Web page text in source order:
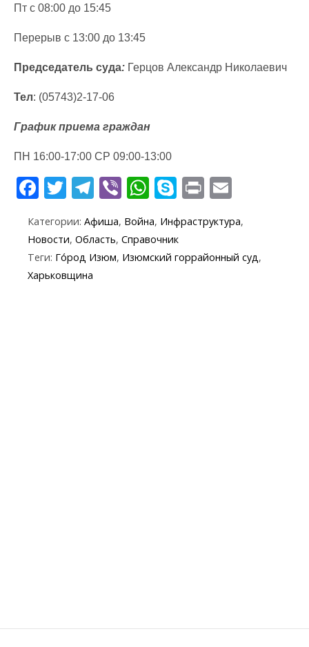
Пт с 08:00 до 15:45
Перерыв с 13:00 до 13:45
Председатель суда: Герцов Александр Николаевич
Тел: (05743)2-17-06
График приема граждан
ПН 16:00-17:00 СР 09:00-13:00
F
e
b
o
T
itt
er
T
el
e
gr
Vi
er
W
at
s
S
k
y
p
Pr
t ai
l
Категории: Афиша, Война, Инфраструктура,
Новости, Область, Справочник
Теги: Го́род Изюм, Изюмский горрайонный суд ,
Харьковщина